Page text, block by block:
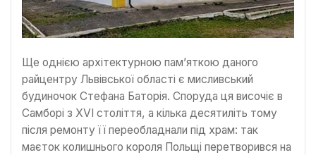
Ще однією архітектурною пам’яткою даного
райцентру Львівської області є мисливський
будиночок Стефана Баторія. Споруда ця височіє в
Самборі з ХVІ століття, а кілька десятиліть тому
після ремонту її переобладнали під храм: так
маєток колишнього короля Польщі перетворився на